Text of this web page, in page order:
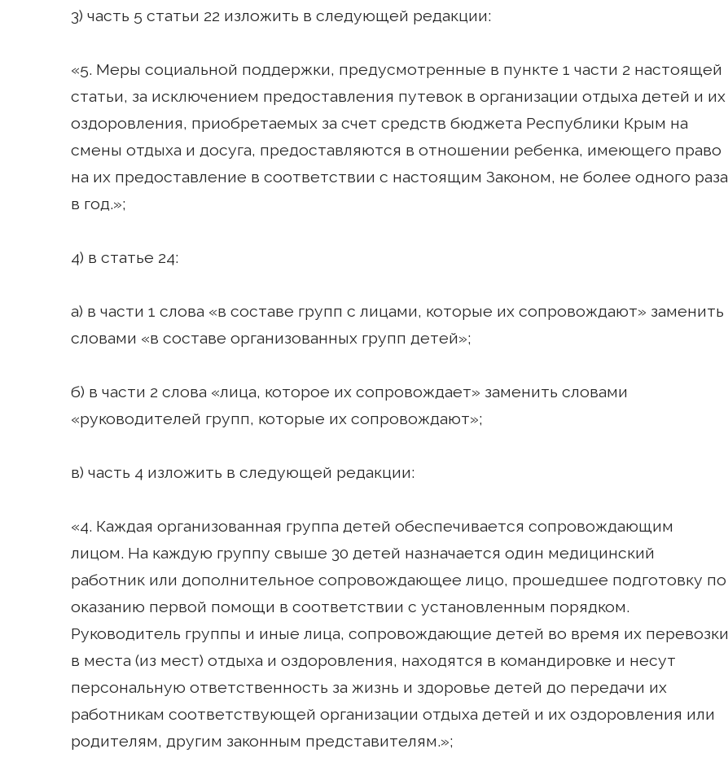
3) часть 5 статьи 22 изложить в следующей редакции:
«5. Меры социальной поддержки, предусмотренные в пункте 1 части 2 настоящей
статьи, за исключением предоставления путевок в организации отдыха детей и их
оздоровления, приобретаемых за счет средств бюджета Республики Крым на
смены отдыха и досуга, предоставляются в отношении ребенка, имеющего право
на их предоставление в соответствии с настоящим Законом, не более одного раза
в год.»;
4) в статье 24:
а) в части 1 слова «в составе групп с лицами, которые их сопровождают» заменить
словами «в составе организованных групп детей»;
б) в части 2 слова «лица, которое их сопровождает» заменить словами
«руководителей групп, которые их сопровождают»;
в) часть 4 изложить в следующей редакции:
«4. Каждая организованная группа детей обеспечивается сопровождающим
лицом. На каждую группу свыше 30 детей назначается один медицинский
работник или дополнительное сопровождающее лицо, прошедшее подготовку по
оказанию первой помощи в соответствии с установленным порядком.
Руководитель группы и иные лица, сопровождающие детей во время их перевозки
в места (из мест) отдыха и оздоровления, находятся в командировке и несут
персональную ответственность за жизнь и здоровье детей до передачи их
работникам соответствующей организации отдыха детей и их оздоровления или
родителям, другим законным представителям.»;